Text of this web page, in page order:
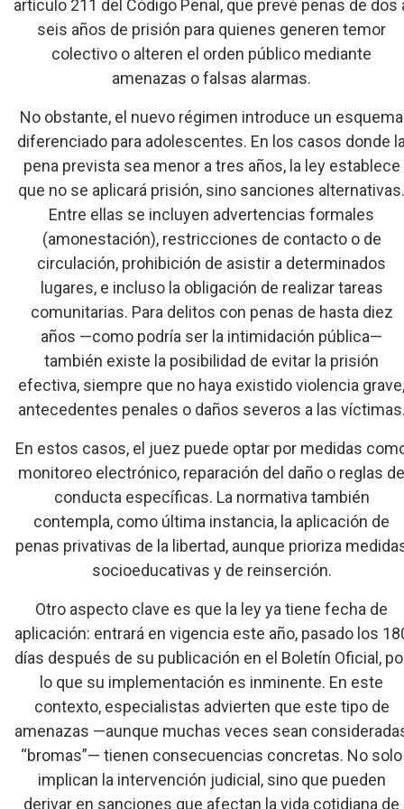
artículo 211 del Código Penal, que prevé penas de dos
seis años de prisión para quienes generen temor
colectivo o alteren el orden público mediante
amenazas o falsas alarmas.
No obstante, el nuevo régimen introduce un esquema
diferenciado para adolescentes. En los casos donde
pena prevista sea menor a tres años, la ley establece
que no se aplicará prisión, sino sanciones
Entre ellas se incluyen advertencias formales
(amonestación), restricciones de contacto o de
circulación, prohibición de asistir a determinados
lugares, e incluso la obligación de realizar tareas
comunitarias. Para delitos con penas de hasta diez
años —como podría ser la intimidación pública—
también existe la posibilidad de evitar la prisión
efectiva, siempre que no haya existido violencia
antecedentes penales o daños severos a las
En estos casos, el juez puede optar por medidas
monitoreo electrónico, reparación del daño o reglas
conducta específicas. La normativa también
contempla, como última instancia, la aplicación de
penas privativas de la libertad, aunque prioriza
socioeducativas y de reinserción.
Otro aspecto clave es que la ley ya tiene fecha de
aplicación: entrará en vigencia este año, pasado los
días después de su publicación en el Boletín Oficial,
lo que su implementación es inminente. En este
contexto, especialistas advierten que este tipo de
amenazas —aunque muchas veces sean
“bromas”— tienen consecuencias concretas. No solo
implican la intervención judicial, sino que pueden
derivar en sanciones que afectan la vida cotidiana de